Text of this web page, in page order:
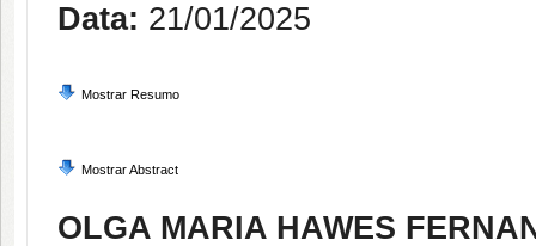
Data: 21/01/2025
Mostrar Resumo
Mostrar Abstract
OLGA MARIA HAWES